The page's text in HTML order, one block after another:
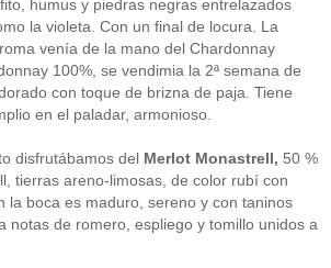
humus y piedras negras entrelazados
la violeta. Con un final de locura. La
venía de la mano del Chardonnay
100%, se vendimia la 2ª semana de
con toque de brizna de paja. Tiene
en el paladar, armonioso.
disfrutábamos del Merlot Monastrell, 50 %
tierras areno-limosas, de color rubí con
la boca es maduro, sereno y con taninos
notas de romero, espliego y tomillo unidos a